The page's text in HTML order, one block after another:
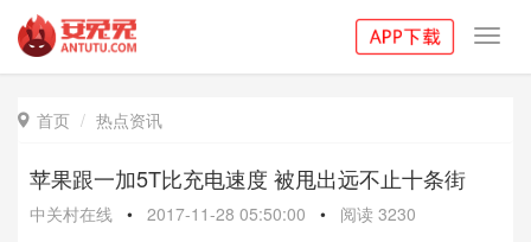
 首页 热点资讯
苹果跟一加5T比充电速度 被甩出远不止十条街
中关村在线 • 2017-11-28 05:50:00 • 阅读 3230